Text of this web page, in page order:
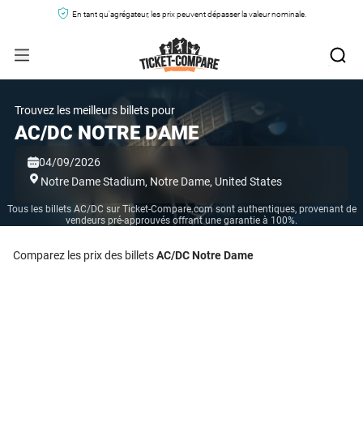
En tant qu'agrégateur, les prix peuvent dépasser la valeur nominale.
Trouvez les meilleurs billets pour
AC/DC NOTRE DAME
04/09/2026
Notre Dame Stadium, Notre Dame, United States
Tous les billets AC/DC sur Ticket-Compare.com sont authentiques, provenant de
vendeurs pré-approuvés offrant une garantie à 100%.
Comparez les prix des billetsAC/DC Notre Dame